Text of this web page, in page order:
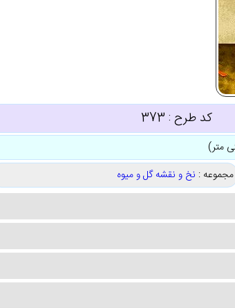
کد طرح : 373
مجموعه : نخ و نقشه گل و میوه